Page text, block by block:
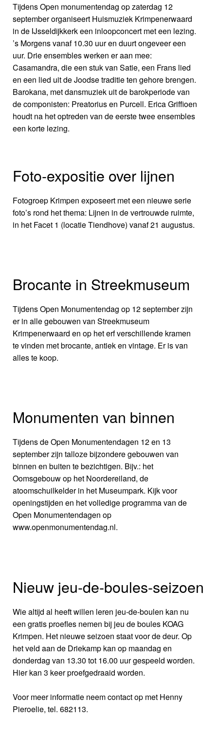
Tijdens Open monumentendag op zaterdag 12
september organiseert Huismuziek Krimpenerwaard
in de IJsseldijkkerk een inloopconcert met een lezing.
’s Morgens vanaf 10.30 uur en duurt ongeveer een
uur. Drie ensembles werken er aan mee:
Casamandra, die een stuk van Satie, een Frans lied
en een lied uit de Joodse traditie ten gehore brengen.
Barokana, met dansmuziek uit de barokperiode van
de componisten: Preatorius en Purcell. Erica Griffioen
houdt na het optreden van de eerste twee ensembles
een korte lezing.
Foto-expositie over lijnen
Fotogroep Krimpen exposeert met een nieuwe serie
foto’s rond het thema: Lijnen in de vertrouwde ruimte,
in het Facet 1 (locatie Tiendhove) vanaf 21 augustus.
Brocante in Streekmuseum
Tijdens Open Monumentendag op 12 september zijn
er in alle gebouwen van Streekmuseum
Krimpenerwaard en op het erf verschillende kramen
te vinden met brocante, antiek en vintage. Er is van
alles te koop.
Monumenten van binnen
Tijdens de Open Monumentendagen 12 en 13
september zijn talloze bijzondere gebouwen van
binnen en buiten te bezichtigen. Bijv.: het
Oomsgebouw op het Noordereiland, de
atoomschuilkelder in het Museumpark. Kijk voor
openingstijden en het volledige programma van de
Open Monumentendagen op
www.openmonumentendag.nl.
Nieuw jeu-de-boules-seizoen
Wie altijd al heeft willen leren jeu-de-boulen kan nu
een gratis proefles nemen bij jeu de boules KOAG
Krimpen. Het nieuwe seizoen staat voor de deur. Op
het veld aan de Driekamp kan op maandag en
donderdag van 13.30 tot 16.00 uur gespeeld worden.
Hier kan 3 keer proefgedraaid worden.
Voor meer informatie neem contact op met Henny
Pieroelie, tel. 682113.